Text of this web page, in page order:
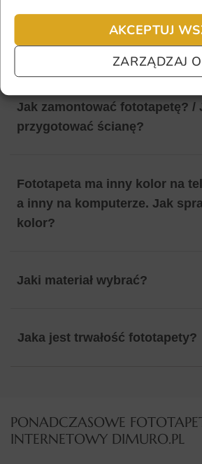
AKCEPTUJ
ZARZĄDZAJ
Czy mogę zwrócić fototapetę?
Jak zamontować fototapetę? /
przygotować ścianę?
Fototapeta ma inny kolor na
a inny na komputerze. Jak
kolor?
Jaki materiał wybrać?
Jaka jest trwałość fototapety?
PONADCZASOWE
INTERNETOWY DIMURO.PL​